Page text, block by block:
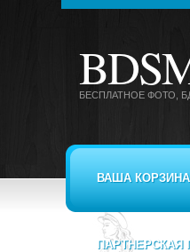
БЕСПЛАТНОЕ ФОТО,
ВАША КОРЗИНА
ПАРТНЕРСКАЯ